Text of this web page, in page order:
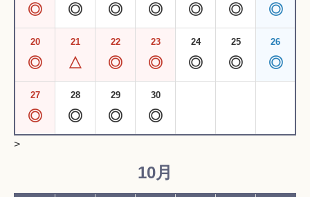
◎ ◎ ◎ ◎ ◎ ◎ ◎
20
◎
21
△
22
◎
23
◎
24
◎
25
◎
26
◎
27
◎
28
◎
29
◎
30
◎
>
10月